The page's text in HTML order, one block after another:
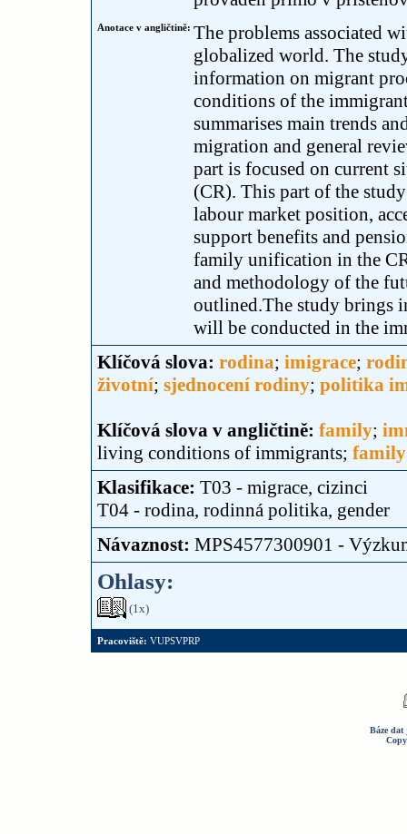
Anotace v angličtině: The problems associated
globalized world. The
information on migrant
conditions of the
summarises main trends
migration and general
part is focused on current
(CR). This part of the
labour market position,
support benefits and
family unification in the
and methodology of the
outlined.The study brings
will be conducted in the
Klíčová slova: rodina; imigrace;
životní; sjednocení rodiny; politika
Klíčová slova v angličtině: family;
living conditions of immigrants;
Klasifikace: T03 - migrace, cizinci
T04 - rodina, rodinná politika, gender
Návaznost: MPS4577300901 -
Ohlasy:
(1x)
Pracoviště: VUPSVPRP
Báze dat